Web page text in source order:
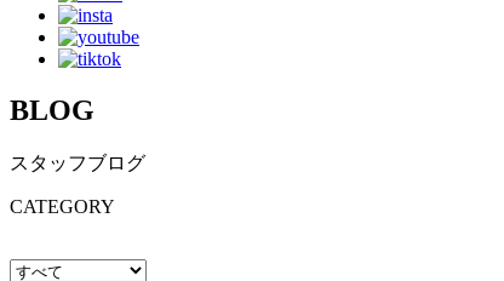
BLOG
スタッフブログ
CATEGORY